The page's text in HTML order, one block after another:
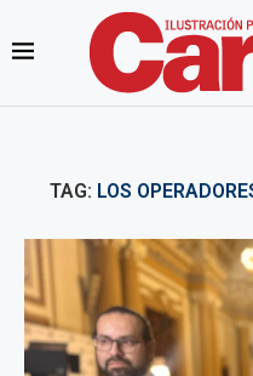
TAG: LOS